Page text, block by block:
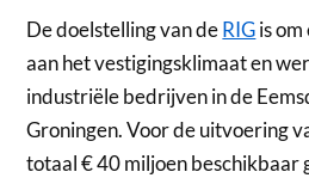
De doelstelling van deRIGis
aan het vestigingsklimaat en
industriële bedrijven in de
Groningen. Voor de uitvoering
totaal € 40 miljoen beschikbaar